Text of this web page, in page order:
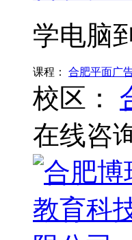
学电脑
课程： 合肥平面广
校区：
在线咨